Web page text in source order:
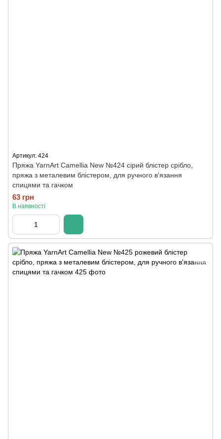
Артикул: 424
Пряжа YarnArt Camellia New №424 сірий блістер срібло,
пряжа з металевим блістером, для ручного в'язання
спицями та гачком
63 грн
В наявності